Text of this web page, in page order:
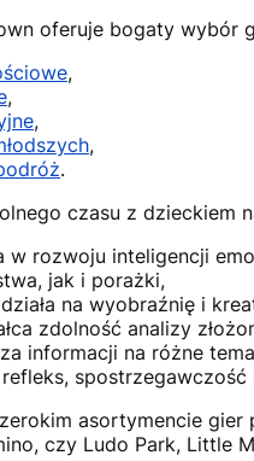
oferuje bogaty wybór
,
,
,
,
.
czasu z dzieckiem
w rozwoju inteligencji
jak i porażki,
na wyobraźnię i
zdolność analizy
informacji na różne
asortymencie
czy Ludo Park, Little